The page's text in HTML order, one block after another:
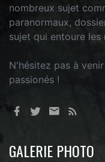
nombreux sujet
paranormaux,
sujet qui entoure
N'hésitez pas à
passionés !
GALERIE PHOTO